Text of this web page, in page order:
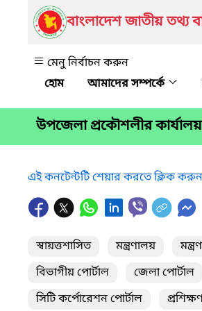
বাংলাদেশ জাতীয় তথ্য
মেনু নির্বাচন করুন
আমাদের সম্পর্কে
উপজেলা প্রকৌশলীর
এই কনটেন্টটি শেয়ার করতে ক্লিক করুন
স্বায়ত্তশাসিত মন্ত্রণালয়
বিভাগীয় পোর্টাল
জেলা পোর্টাল
সিটি কর্পোরেশন পোর্টাল